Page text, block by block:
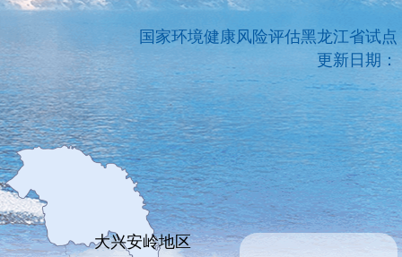
国家环境健康风险评估黑龙江省试点
更新日期：
大兴安岭地区